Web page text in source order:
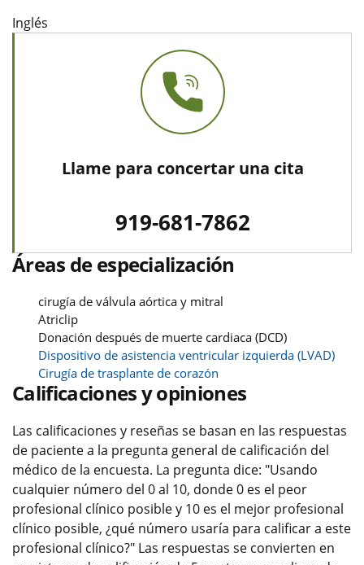
Inglés
Llame para concertar una cita
919-681-7862
Áreas de especialización
cirugía de válvula aórtica y mitral
Atriclip
Donación después de muerte cardiaca (DCD)
Dispositivo de asistencia ventricular izquierda (LVAD)
Cirugía de trasplante de corazón
Calificaciones y opiniones
Las calificaciones y reseñas se basan en las respuestas
de paciente a la pregunta general de calificación del
médico de la encuesta. La pregunta dice: "Usando
cualquier número del 0 al 10, donde 0 es el peor
profesional clínico posible y 10 es el mejor profesional
clínico posible, ¿qué número usaría para calificar a este
profesional clínico?" Las respuestas se convierten en